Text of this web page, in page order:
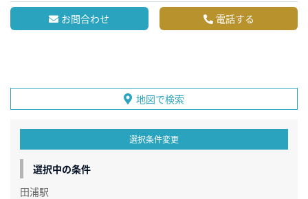
お問合わせ 電話する
地図で検索
選択条件変更
選択中の条件
田浦駅